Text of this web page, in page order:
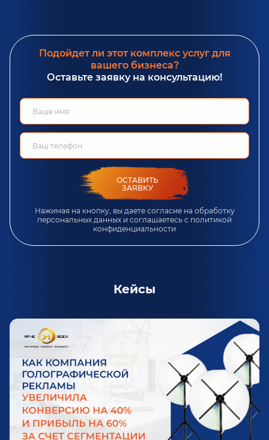
Подойдет ли этот комплекс услуг для
вашего бизнеса?
Оставьте заявку на консультацию!
ОСТАВИТЬ
ЗАЯВКУ
Нажимая на кнопку, вы даете согласие на обработку
персональных данных и соглашаетесь c политикой
конфиденциальности
Кейсы